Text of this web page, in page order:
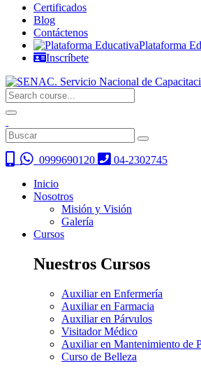
Certificados
Blog
Contáctenos
Plataforma
Inscríbete
0999690120
04-2302745
Inicio
Nosotros
Misión y Visión
Galería
Cursos
Nuestros Cursos
Auxiliar en Enfermería
Auxiliar en Farmacia
Auxiliar en Párvulos
Visitador Médico
Auxiliar en Mantenimiento de
Curso de Belleza